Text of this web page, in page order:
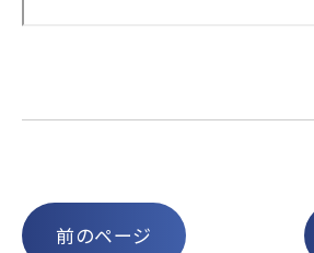
前のページ